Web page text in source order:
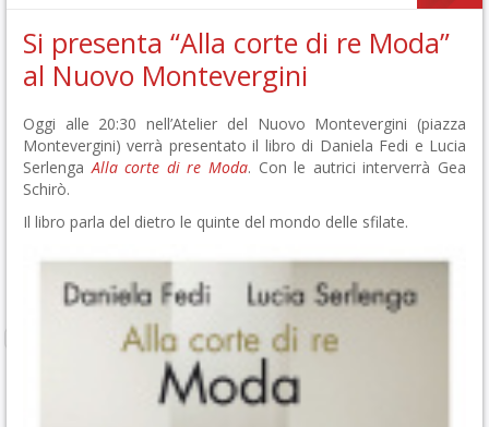
Si presenta “Alla corte di re Moda”
al Nuovo Montevergini
Oggi alle 20:30 nell’Atelier del Nuovo Montevergini (piazza
Montevergini) verrà presentato il libro di Daniela Fedi e Lucia
SerlengaAlla corte di re Moda. Con le autrici interverrà Gea
Schirò.
Il libro parla del dietro le quinte del mondo delle sfilate.